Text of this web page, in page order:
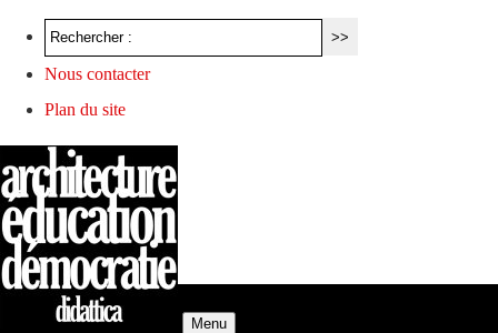
Nous contacter
Plan du site
Menu